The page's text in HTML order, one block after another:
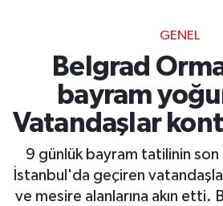
GENEL
Belgrad
bayram
Vatandaşlar
9 günlük bayram tatilinin
İstanbul'da geçiren
ve mesire alanlarına akın etti.
GÜNDEM
RESMİ İLANLAR
KÖŞE YAZILARI
SİYASET
Bursa Trafik Yoğunluk
Süper Lig Puan Durumu ve
Tüm Manşetler
Son Dakika Haberleri